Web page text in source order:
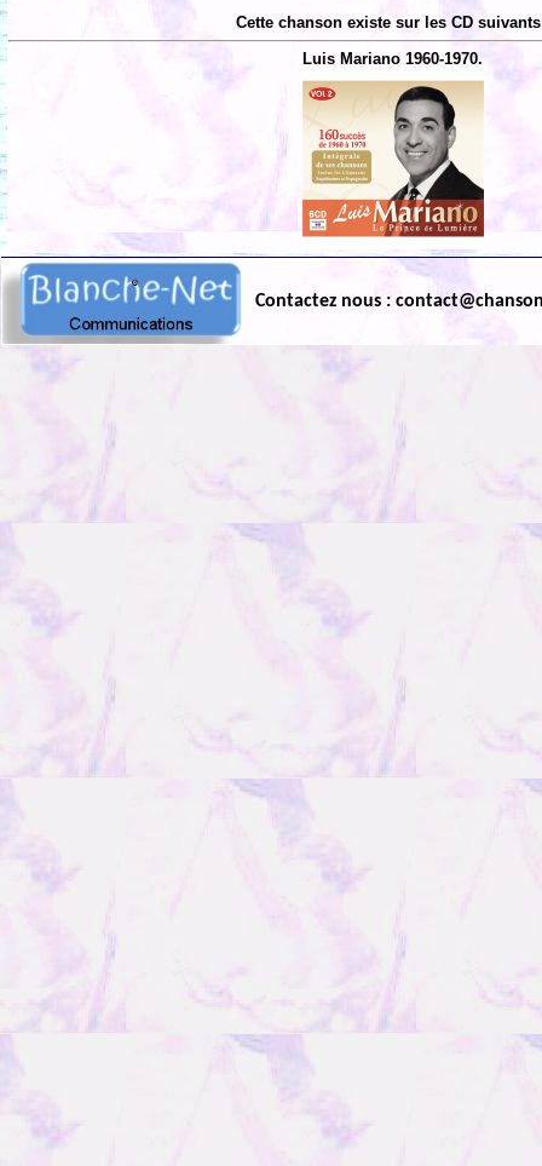
Cette chanson existe sur les CD
Luis Mariano 1960-1970.
Contactez nous :